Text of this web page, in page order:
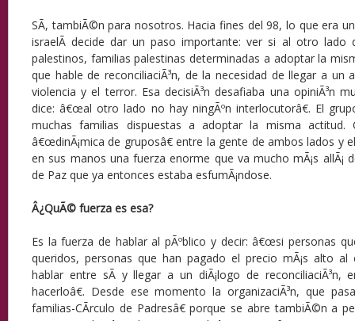
SÃ­, tambiÃ©n para nosotros. Hacia fines del 98, lo que era
israelÃ­ decide dar un paso importante: ver si al otro lado
palestinos, familias palestinas determinadas a adoptar la
que hable de reconciliaciÃ³n, de la necesidad de llegar a un
violencia y el terror. Esa decisiÃ³n desafiaba una opiniÃ³n
dice: â€œal otro lado no hay ningÃºn interlocutorâ€. El
muchas familias dispuestas a adoptar la misma actitud.
â€œdinÃ¡mica de gruposâ€ entre la gente de ambos lados y
en sus manos una fuerza enorme que va mucho mÃ¡s allÃ¡
de Paz que ya entonces estaba esfumÃ¡ndose.
Â¿QuÃ© fuerza es esa?
Es la fuerza de hablar al pÃºblico y decir: â€œsi personas
queridos, personas que han pagado el precio mÃ¡s alto
hablar entre sÃ­ y llegar a un diÃ¡logo de reconciliaciÃ³n,
hacerloâ€. Desde ese momento la organizaciÃ³n, que
familias-CÃ­rculo de Padresâ€ porque se abre tambiÃ©n a